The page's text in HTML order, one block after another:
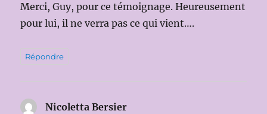
Merci, Guy, pour ce témoignage. Heureusement
pour lui, il ne verra pas ce qui vient….
Répondre
Nicoletta Bersier